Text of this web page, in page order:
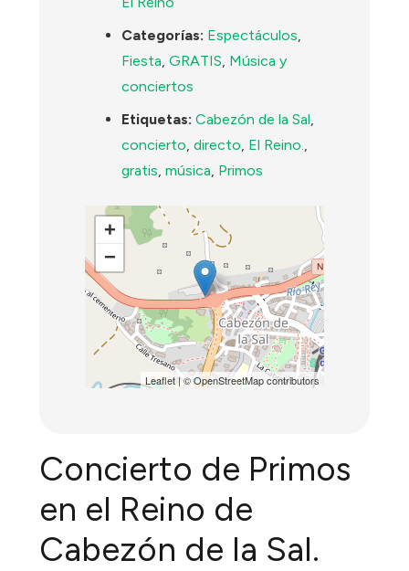
Categorías: Espectáculos,
Fiesta,GRATIS, Música y
conciertos
Etiquetas: Cabezón de la Sal,
concierto,directo, El Reino.,
gratis,música, Primos
+
−
Leaflet| ©OpenStreetMapcontributors
Concierto de Primos
en el Reino de
Cabezón de la Sal.